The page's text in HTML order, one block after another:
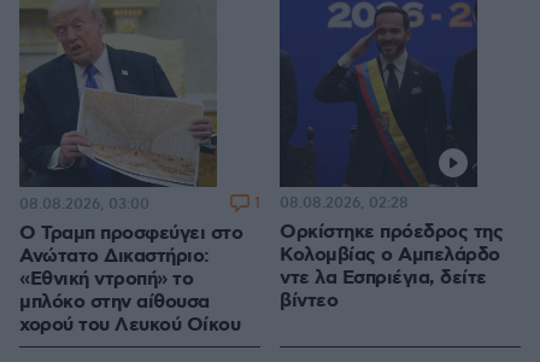
Ο Τραμπ προσφεύγει στο
Ανώτατο Δικαστήριο:
«Εθνική ντροπή» το
μπλόκο στην αίθουσα
χορού του Λευκού Οίκου
08.08.2026, 03:00 1
Ορκίστηκε πρόεδρος της
Κολομβίας ο Αμπελάρδο
ντε λα Εσπριέγια, δείτε
βίντεο
08.08.2026, 02:28